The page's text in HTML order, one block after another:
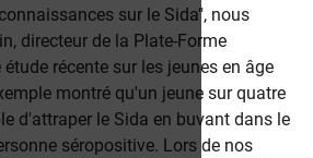
sur le Sida", nous
directeur de la Plate-Forme
récente sur les jeunes en âge
montré qu'un jeune sur quatre
d'attraper le Sida en buvant dans le
séropositive. Lors de nos